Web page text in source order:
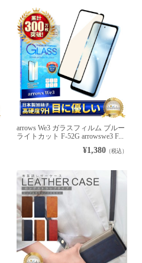
arrows We3 ガラスフィルム ブルー
ライトカット F-52G arrowswe3 F...
¥1,380 （税込）